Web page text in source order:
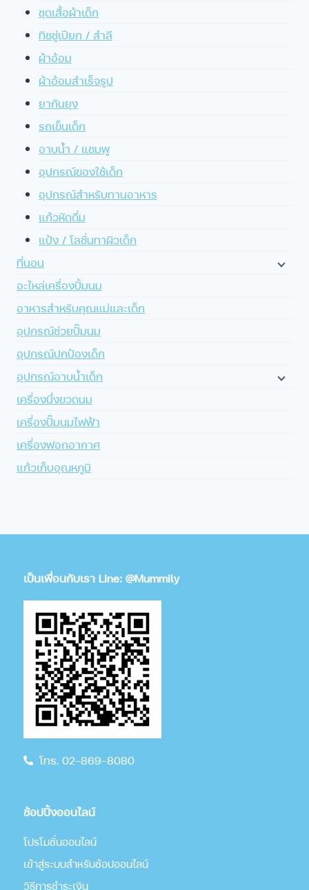
ชุดเสื้อผ้าเด็ก
ทิชชู่เปียก / สำลี
ผ้าอ้อม
ผ้าอ้อมสำเร็จรูป
ยากันยุง
รถเข็นเด็ก
อาบน้ำ / แชมพู
อุปกรณ์ของใช้เด็ก
อุปกรณ์สำหรับทานอาหาร
แก้วหัดดื่ม
แป้ง / โลชั่นทาผิวเด็ก
ที่นอน
อะไหล่เครื่องปั้มนม
อาหารสำหรับคุณแม่และเด็ก
อุปกรณ์ช่วยปั๊มนม
อุปกรณ์ปกป้องเด็ก
อุปกรณ์อาบน้ำเด็ก
เครื่องนึ่งขวดนม
เครื่องปั๊มนมไฟฟ้า
เครื่องฟอกอากาศ
แก้วเก็บอุณหภูมิ
เป็นเพื่อนกับเรา Line: @Mummily
โทร. 02-869-8080
ช้อปปิ้งออนไลน์
โปรโมชั่นออนไลน์
เข้าสู่ระบบสำหรับช้อปออนไลน์
วิธีการชำระเงิน